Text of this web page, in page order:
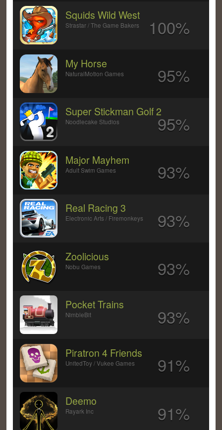
Squids Wild West
Strastar / The Game Bakers 100%
My Horse
NaturalMotion Games 95%
Super Stickman Golf 2
Noodlecake Studios 95%
Major Mayhem
Adult Swim Games 93%
Real Racing 3
Electronic Arts / Firemonkeys 93%
Zoolicious
Nobu Games 93%
Pocket Trains
NimbleBit 93%
Piratron 4 Friends
UnitedToy / Vukee Games 91%
Deemo
Rayark Inc 91%